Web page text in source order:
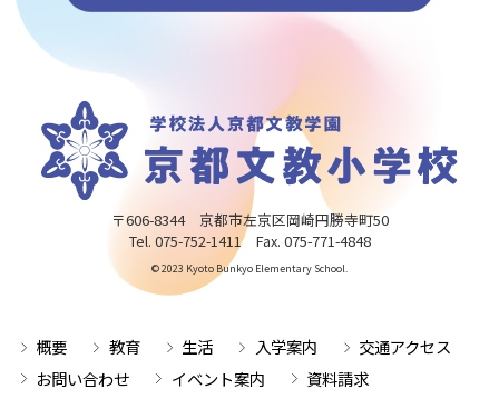
〒606-8344 京都市左京区岡崎円勝寺町50
Tel. 075-752-1411 Fax. 075-771-4848
© 2023 Kyoto Bunkyo Elementary School.
概要 教育 生活 入学案内
交通アクセス
お問い合わせ
イベント案内
資料請求